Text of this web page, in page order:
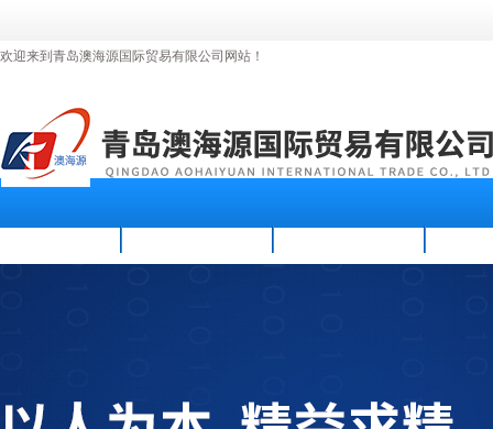
欢迎来到青岛澳海源国际贸易有限公司网站！